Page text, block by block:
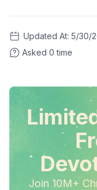
Updated At: 5/30/
Asked 0 time
Join 10M+